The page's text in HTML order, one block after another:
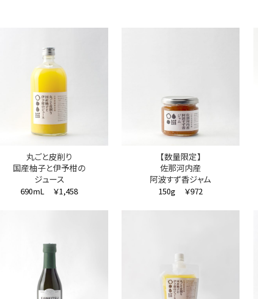
丸ごと皮削り
国産柚子と伊予柑の
ジュース
690mL ￥1,458
【数量限定】
佐那河内産
阿波すず香ジャム
150g ￥972